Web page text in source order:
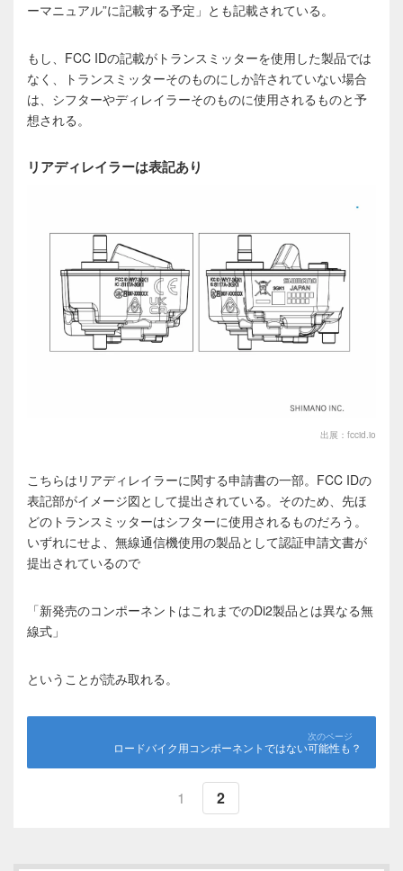
ーマニュアル”に記載する予定」とも記載されている。
もし、FCC IDの記載がトランスミッターを使用した製品では
なく、トランスミッターそのものにしか許されていない場合
は、シフターやディレイラーそのものに使用されるものと予
想される。
リアディレイラーは表記あり
出展：fccid.io
こちらはリアディレイラーに関する申請書の一部。FCC IDの
表記部がイメージ図として提出されている。そのため、先ほ
どのトランスミッターはシフターに使用されるものだろう。
いずれにせよ、無線通信機使用の製品として認証申請文書が
提出されているので
「新発売のコンポーネントはこれまでのDi2製品とは異なる無
線式」
ということが読み取れる。
ロードバイク用コンポーネントではない可能性も？
1 2